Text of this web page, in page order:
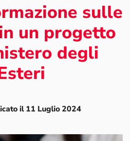
sulle
un progetto
degli
il 11 Luglio 2024